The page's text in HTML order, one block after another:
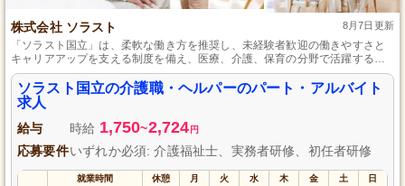
株式会社 ソラスト 8月7日更新
「ソラスト国立」は、柔軟な働き方を推奨し、未経験者歓迎の働きやすさと
キャリアアップを支える制度を備え、医療、介護、保育の分野で活躍する地
域社会への貢献が誇りとなっています。
ソラスト国立の介護職・ヘルパーのパート・アルバイト
求人
給与 時給 1,750~2,724 円
応募要件いずれか必須: 介護福祉士、実務者研修、初任者研修
就業時間 休憩 月 火 水 木 金 土 日